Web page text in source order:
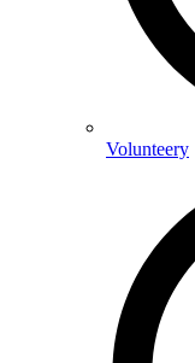
Volunteery